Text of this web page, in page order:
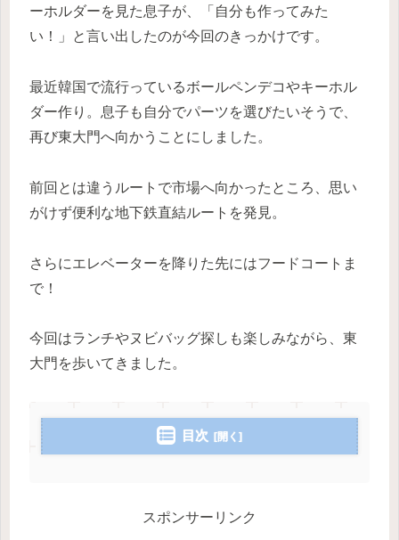
ーホルダーを見た息子が、「自分も作ってみた
い！」と言い出したのが今回のきっかけです。
最近韓国で流行っているボールペンデコやキーホル
ダー作り。息子も自分でパーツを選びたいそうで、
再び東大門へ向かうことにしました。
前回とは違うルートで市場へ向かったところ、思い
がけず便利な地下鉄直結ルートを発見。
さらにエレベーターを降りた先にはフードコートま
で！
今回はランチやヌビバッグ探しも楽しみながら、東
大門を歩いてきました。
目次
スポンサーリンク